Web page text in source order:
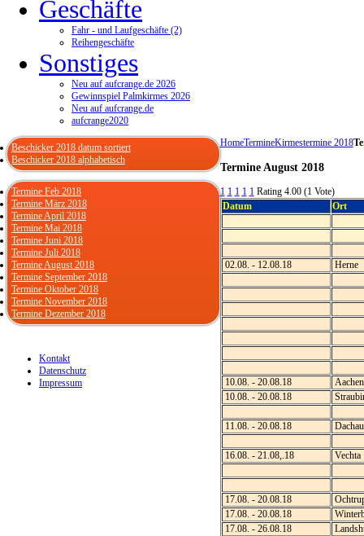
Geschäfte
Fahr - und Laufgeschäfte (2)
Reihengeschäfte
Sonstiges
Neu auf aufcrange.de 2026
Gewinnspiel Palmkirmes 2026
Neu auf aufcrange.de
aufcrange2020
HomeTermineKirmestermine 2018
Termine August 2018
1 1 1 1 1 Rating 4.00 (1 Vote)
Datum
Ort
02.08. - 12.08.18 Herne
10.08. - 20.08.18
Aachen
10.08. - 20.08.18
11.08. - 20.08.18 Dachau
16.08. - 21.08,.18 Vechta
17.08. - 20.08.18
17.08. - 20.08.18
17.08. - 26.08.18
Beschicker 2018 datum sortiert
Beschicker 2018 alphabetisch
Termine Feb 2018
Termine März 2018
Termine April 2018
Termine Mai 2018
Termine Juni 2018
Termine Juli 2018
Termine August 2018
Termine September 2018
Termine Oktober 2018
Termine November 2018
Termine Dezember 2018
Kontakt
Datenschutz
Impressum